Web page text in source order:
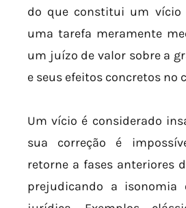
do que constitui um vício
uma tarefa meramente
um juízo de valor sobre a
e seus efeitos concretos no
Um vício é considerado
sua correção é
retorne a fases anteriores
prejudicando a isonomia